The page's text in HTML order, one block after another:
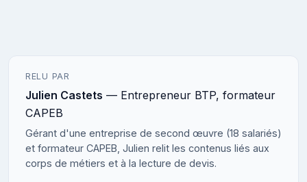
RELU PAR
Julien Castets — Entrepreneur BTP, formateur
CAPEB
Gérant d'une entreprise de second œuvre (18 salariés)
et formateur CAPEB, Julien relit les contenus liés aux
corps de métiers et à la lecture de devis.